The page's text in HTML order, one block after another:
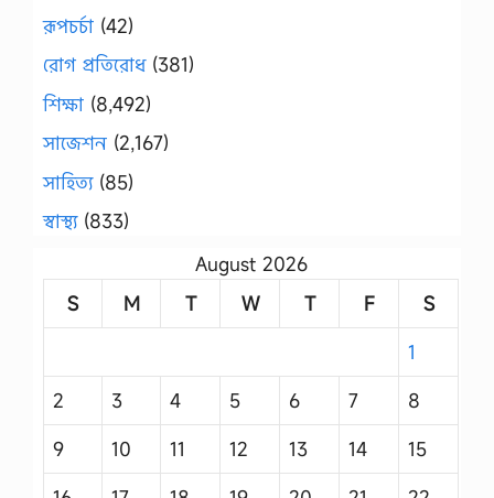
রূপচর্চা (42)
রোগ প্রতিরোধ(381)
শিক্ষা (8,492)
সাজেশন (2,167)
সাহিত্য(85)
স্বাস্থ্য(833)
August 2026
S
M T W T F
S
1
2
3 4 5 6 7
8
9
10 11 12 13 14
15